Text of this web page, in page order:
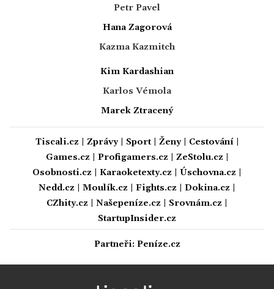
Petr Pavel
Hana Zagorová
Kazma Kazmitch
Kim Kardashian
Karlos Vémola
Marek Ztracený
Tiscali.cz Zprávy| Sport| Ženy| Cestování|
Games.cz
Profigamers.cz ZeStolu.cz
Osobnosti.cz
Karaoketexty.cz Úschovna.cz
Nedd.cz
Moulík.cz Fights.cz Dokina.cz
CZhity.cz
Našepeníze.cz Srovnám.cz
StartupInsider.cz
Partneři: Peníze.cz